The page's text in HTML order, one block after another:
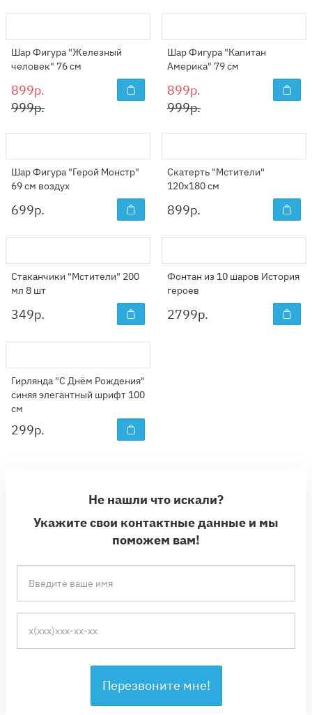
Шар Фигура "Железный
человек" 76 см
899р.
999р.
Шар Фигура "Капитан
Америка" 79 см
899р.
999р.
Шар Фигура "Герой Монстр"
69 см воздух
699р.
Скатерть "Мстители"
120x180 см
899р.
Стаканчики "Мстители" 200
мл 8 шт
349р.
Фонтан из 10 шаров История
героев
2799р.
Гирлянда "С Днём Рождения"
синяя элегантный шрифт 100
см
299р.
Не нашли что искали?
Укажите свои контактные данные и мы
поможем вам!
Перезвоните мне!